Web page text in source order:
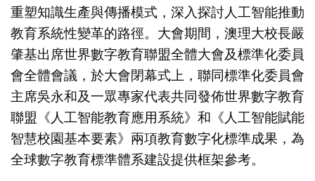
重塑知識生產與傳播模式，深入探討人工智能推動
教育系統性變革的路徑。大會期間，澳理大校長嚴
肇基出席世界數字教育聯盟全體大會及標準化委員
會全體會議，於大會閉幕式上，聯同標準化委員會
主席吳永和及一眾專家代表共同發佈世界數字教育
聯盟《人工智能教育應用系統》和《人工智能賦能
智慧校園基本要素》兩項教育數字化標準成果，為
全球數字教育標準體系建設提供框架參考。